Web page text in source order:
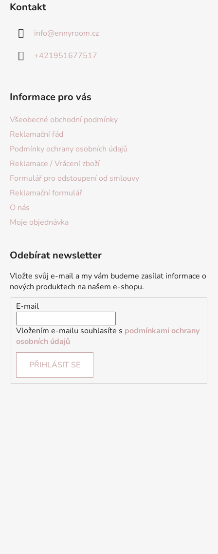
Kontakt
info@ennyroom.cz
+421951677517
Informace pro vás
Všeobecné obchodní podmínky
Reklamační řád
Podmínky ochrany osobních údajů
Reklamace / Vrácení zboží
Formulář pro odstoupení od smlouvy
Reklamační formulář
O nás
Moje objednávka
Odebírat newsletter
Vložte svůj e-mail a my vám budeme zasílat informace o
nových produktech na našem e-shopu.
E-mail
Vložením e-mailu souhlasíte s podmínkami ochrany
osobních údajů
PŘIHLÁSIT SE